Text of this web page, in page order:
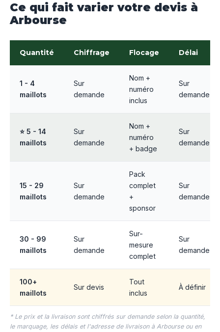
Ce qui fait varier votre devis à
Arbourse
Quantité Chiffrage Flocage Délai
1 - 4
maillots
Sur
demande
Nom +
numéro
inclus
Sur
demande
⭐ 5 - 14
maillots
Sur
demande
Nom +
numéro
+ badge
Sur
demande
15 - 29
maillots
Sur
demande
Pack
complet
+
sponsor
Sur
demande
30 - 99
maillots
Sur
demande
Sur-
mesure
complet
Sur
demande
100+
maillots
Sur devis
Tout
inclus
À définir
* Le prix et la livraison sont chiffrés sur demande selon la quantité,
le marquage, les délais et l'adresse de livraison à Arbourse ou en